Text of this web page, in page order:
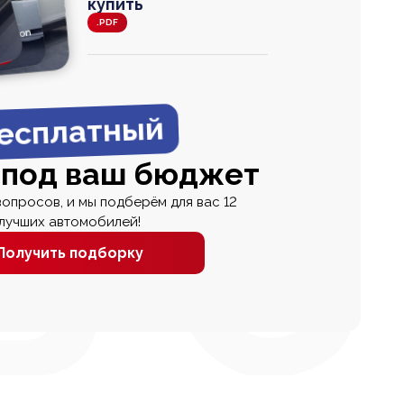
000
купить
.PDF
ваш бюджет
и мы подберём для вас 12
автомобилей!
подборку